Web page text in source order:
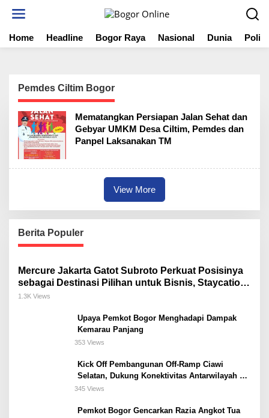
t
Home Headline Bogor Raya Nasional Dunia
Pemdes Ciltim Bogor
Mematangkan Persiapan Jalan Sehat dan
Gebyar UMKM Desa Ciltim, Pemdes dan
Panpel Laksanakan TM
View More
Berita Populer
Mercure Jakarta Gatot Subroto Perkuat Posisinya
sebagai Destinasi Pilihan untuk Bisnis, Staycation,
Meeting, dan Kuliner di Jakarta Selatan
1.3K Views
Upaya Pemkot Bogor Menghadapi Dampak
Kemarau Panjang
353 Views
Kick Off Pembangunan Off-Ramp Ciawi
Selatan, Dukung Konektivitas Antarwilayah di
Bogor Selatan
345 Views
Pemkot Bogor Gencarkan Razia Angkot Tua